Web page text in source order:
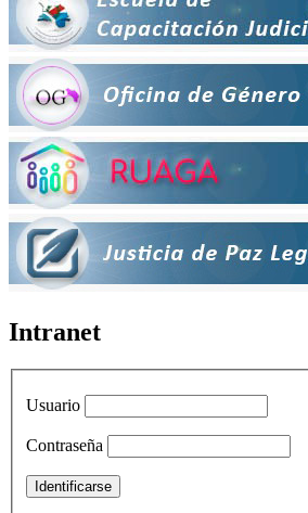
Intranet
Usuario
Contraseña